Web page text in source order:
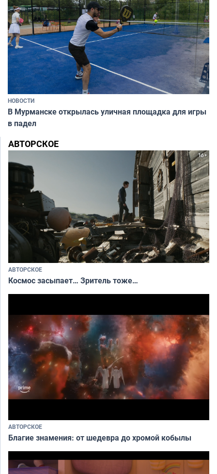
НОВОСТИ
В Мурманске открылась уличная площадка для игры
в падел
АВТОРСКОЕ
АВТОРСКОЕ
Космос засыпает… Зритель тоже…
АВТОРСКОЕ
Благие знамения: от шедевра до хромой кобылы